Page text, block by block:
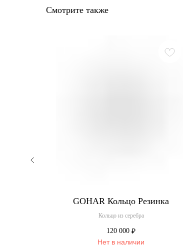
Смотрите также
GOHAR Кольцо Резинка
Кольцо из серебра
120 000 ₽
Нет в наличии